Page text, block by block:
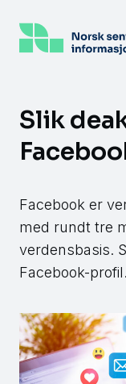
hovedinnhold
Slik
Facebook er
med rundt tre
verdensbasis.
Facebook-profil.